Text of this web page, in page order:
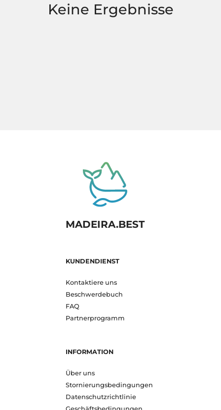
Keine Ergebnisse
MADEIRA.BEST
KUNDENDIENST
Kontaktiere uns
Beschwerdebuch
FAQ
Partnerprogramm
INFORMATION
Über uns
Stornierungsbedingungen
Datenschutzrichtlinie